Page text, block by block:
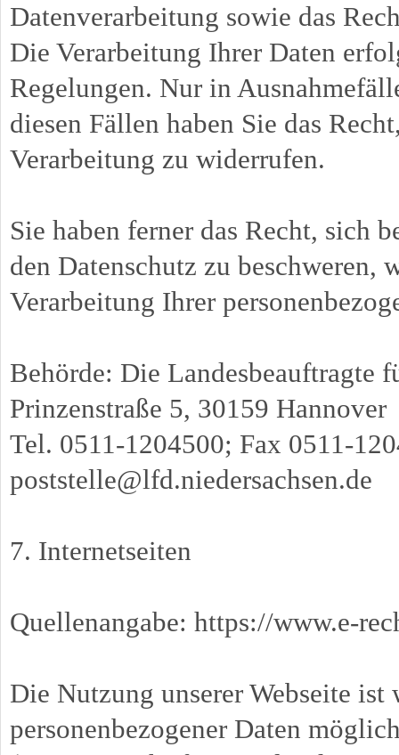
Datenverarbeitung sowie das
Die Verarbeitung Ihrer Daten
Regelungen. Nur in
diesen Fällen haben Sie das
Verarbeitung zu widerrufen.
Sie haben ferner das Recht, sich
den Datenschutz zu beschweren,
Verarbeitung Ihrer
Behörde: Die Landesbeauftragte
Prinzenstraße 5, 30159 Hannover
Tel. 0511-1204500; Fax 0511-
poststelle@lfd.niedersachsen.de
7. Internetseiten
Quellenangabe: https://www.e-
Die Nutzung unserer Webseite
personenbezogener Daten